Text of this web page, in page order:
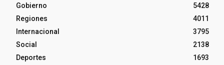
Gobierno
5428
Regiones
4011
Internacional
3795
Social
2138
Deportes
1693